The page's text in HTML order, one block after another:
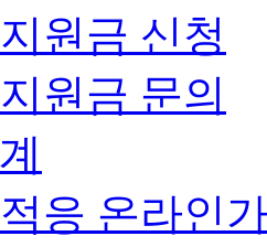
원금 신청
원금 문의
응 온라인